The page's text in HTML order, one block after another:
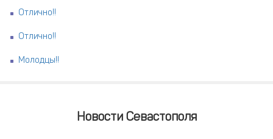
Отлично!!
Отлично!!
Молодцы!!
Новости Севастополя